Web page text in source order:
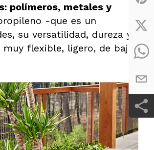
polímeros, metales y
-que es un
su versatilidad, dureza y
flexible, ligero, de baja